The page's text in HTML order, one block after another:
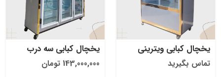
یخچال کبابی ویترینی
تماس بگیرید
یخچال کبابی سه درب
143,000,000 تومان